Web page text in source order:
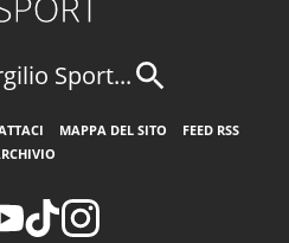
Sport...
MAPPA DEL SITO
FEED RSS